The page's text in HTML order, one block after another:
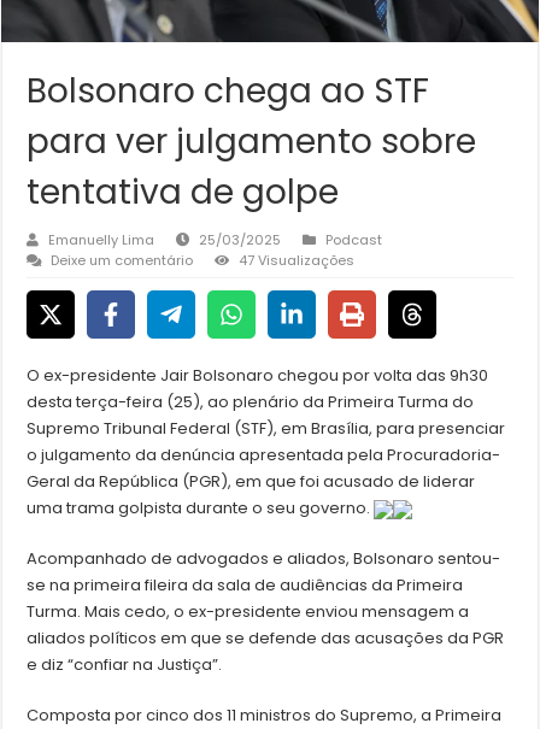
Bolsonaro chega ao STF
para ver julgamento sobre
tentativa de golpe
Emanuelly Lima 25/03/2025
Podcast
Deixe um comentário
47 Visualizações
O ex-presidente Jair Bolsonaro chegou por volta das 9h30
desta terça-feira (25), ao plenário da Primeira Turma do
Supremo Tribunal Federal (STF), em Brasília, para presenciar
o julgamento da denúncia apresentada pela Procuradoria-
Geral da República (PGR), em que foi acusado de liderar
uma trama golpista durante o seu governo.
Acompanhado de advogados e aliados, Bolsonaro sentou-
se na primeira fileira da sala de audiências da Primeira
Turma. Mais cedo, o ex-presidente enviou mensagem a
aliados políticos em que se defende das acusações da PGR
e diz “confiar na Justiça”.
Composta por cinco dos 11 ministros do Supremo, a Primeira